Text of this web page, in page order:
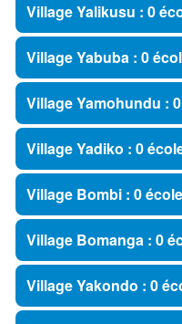
Village Yalikusu : 0
Village Yabuba : 0
Village Yamohundu :
Village Yadiko : 0
Village Bombi : 0
Village Bomanga : 0
Village Yakondo : 0